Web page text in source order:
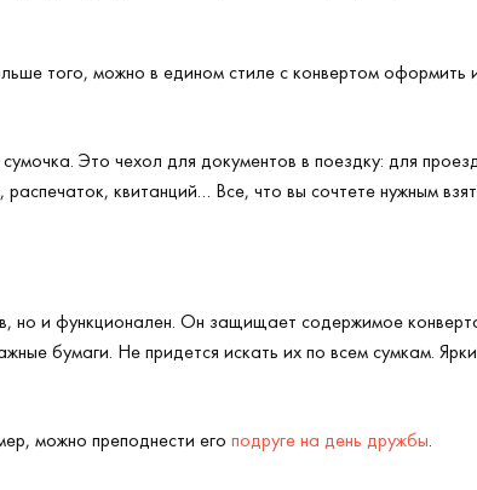
того, можно в едином стиле с конвертом оформить
Это чехол для документов в поездку: для
квитанций… Все, что вы сочтете нужным
но и функционален. Он защищает содержимое
бумаги. Не придется искать их по всем сумкам.
можно преподнести его подруге на день дружбы.